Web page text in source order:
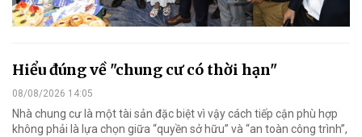
Hiểu đúng về "chung cư có thời hạn"
08/08/2026 14:05
Nhà chung cư là một tài sản đặc biệt vì vậy cách tiếp cận phù hợp
không phải là lựa chọn giữa “quyền sở hữu” và “an toàn công trình”,